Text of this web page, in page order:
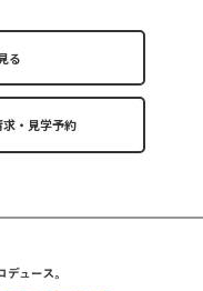
る